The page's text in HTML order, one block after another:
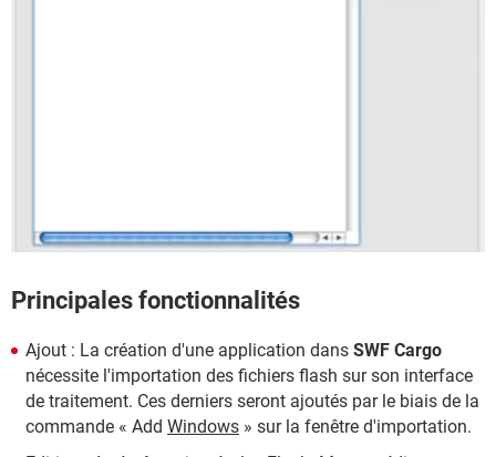
Principales fonctionnalités
Ajout : La création d'une application dans SWF Cargo
nécessite l'importation des fichiers flash sur son interface
de traitement. Ces derniers seront ajoutés par le biais de la
commande « Add Windows » sur la fenêtre d'importation.